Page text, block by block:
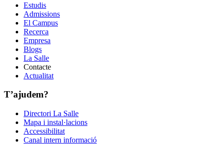
Estudis
Admissions
El Campus
Recerca
Empresa
Blogs
La Salle
Contacte
Actualitat
T’ajudem?
Directori La Salle
Mapa i instal·lacions
Accessibilitat
Canal intern informació